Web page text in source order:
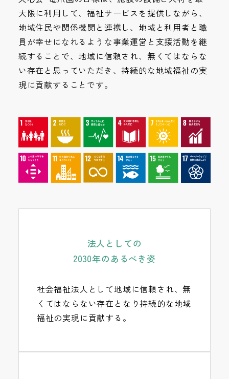
大限に利用して、福祉サービスを提供しながら、
地域住民や関係機関と連携し、地域と利用者と職
員が幸せになれるような事業運営と支援活動を継
続することで、地域に信頼され、無くてはならな
い存在と思っていただき、持続的な地域福祉の実
現に貢献することです。
法人としての
2030年のあるべき姿
社会福祉法人として地域に信頼され、無
くてはならない存在となり持続的な地域
福祉の実現に貢献する。